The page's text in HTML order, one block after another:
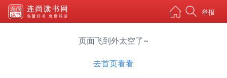
举报
页面飞到外太空了~
去首页看看